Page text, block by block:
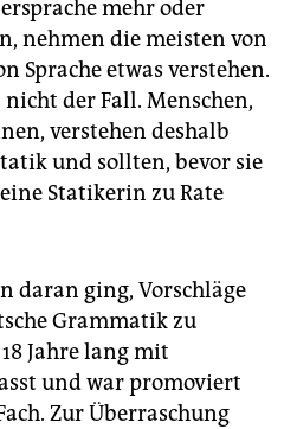
mehr oder
nehmen die meisten von
Sprache etwas verstehen.
der Fall. Menschen,
verstehen deshalb
und sollten, bevor sie
Statikerin zu Rate
daran ging, Vorschläge
Grammatik zu
Jahre lang mit
und war promoviert
Zur Überraschung